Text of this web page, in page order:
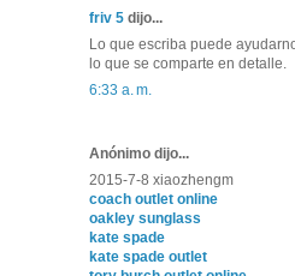
friv 5 dijo...
Lo que escriba puede
lo que se comparte en detalle.
6:33 a. m.
Anónimo dijo...
2015-7-8 xiaozhengm
coach outlet online
oakley sunglass
kate spade
kate spade outlet